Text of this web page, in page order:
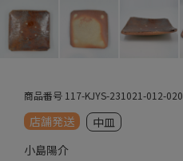
商品番号 117-KJYS-231021-012-020
店舗発送
中皿
小島陽介